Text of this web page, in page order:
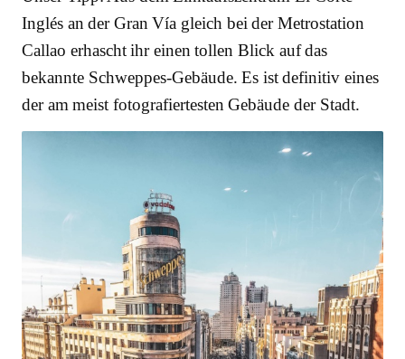
Inglés an der Gran Vía gleich bei der Metrostation
Callao erhascht ihr einen tollen Blick auf das
bekannte Schweppes-Gebäude. Es ist definitiv eines
der am meist fotografiertesten Gebäude der Stadt.